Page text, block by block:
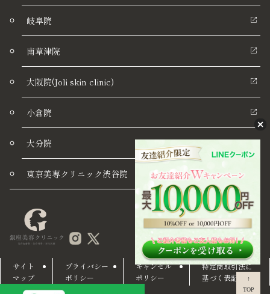
岐阜院
南草津院
大阪院(Joli skin clinic)
小倉院
大分院
東京美専クリニック渋谷院
サイト
マップ
プライバシー
ポリシー
キャンセル
ポリシー
特定商取引法に
基づく表記
↑
TOP